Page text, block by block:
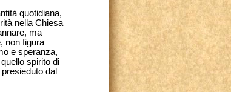
quotidiana,
nella Chiesa
ma
non figura
e speranza,
spirito di
dal